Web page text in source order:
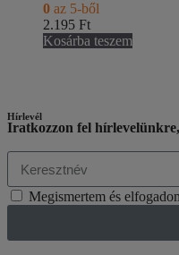
0 az 5-ből
2.195 Ft
Kosárba teszem
Hírlevél
Iratkozzon fel
Megismertem és